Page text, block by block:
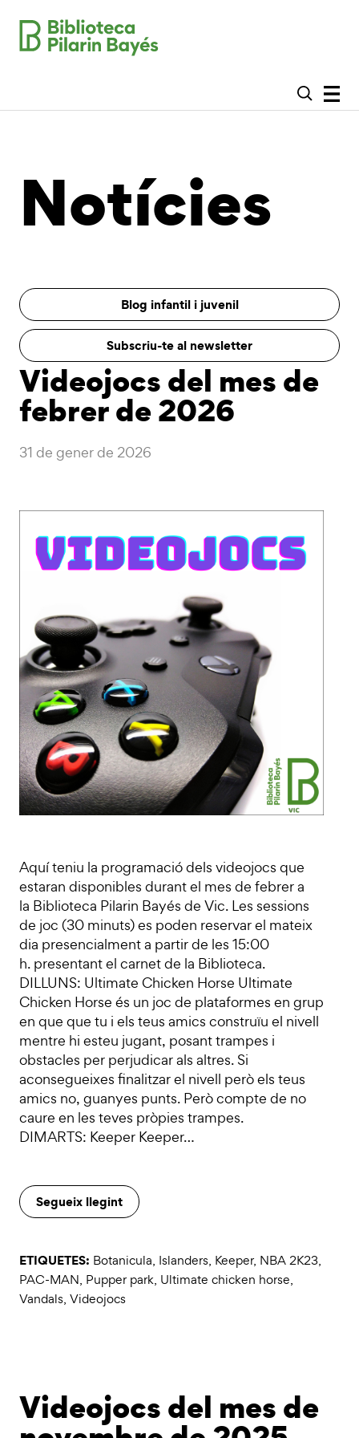
Notícies
Blog infantil i juvenil
Subscriu-te al newsletter
Videojocs del mes de
febrer de 2026
31 de gener de 2026
Aquí teniu la programació dels videojocs que
estaran disponibles durant el mes de febrer a
la Biblioteca Pilarin Bayés de Vic. Les sessions
de joc (30 minuts) es poden reservar el mateix
dia presencialment a partir de les 15:00
h. presentant el carnet de la Biblioteca.
DILLUNS: Ultimate Chicken Horse Ultimate
Chicken Horse és un joc de plataformes en grup
en que que tu i els teus amics construïu el nivell
mentre hi esteu jugant, posant trampes i
obstacles per perjudicar als altres. Si
aconsegueixes finalitzar el nivell però els teus
amics no, guanyes punts. Però compte de no
caure en les teves pròpies trampes.
DIMARTS: Keeper Keeper…
Segueix llegint
ETIQUETES: Botanicula, Islanders, Keeper, NBA 2K23,
PAC-MAN, Pupper park, Ultimate chicken horse,
Vandals, Videojocs
Videojocs del mes de